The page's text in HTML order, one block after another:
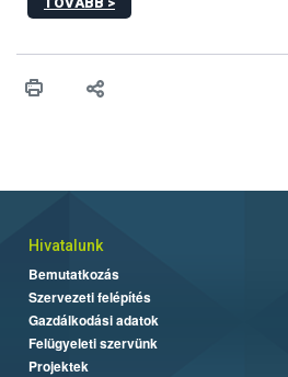
egészen a vesszőérettség (BBCH 91)
érésű szőlőkben is legyen lehetőség
felhasználók számára is elérhető és
Hivatalunk
Bemutatkozás
Szervezeti felépítés
Gazdálkodási adatok
Felügyeleti szervünk
Projektek